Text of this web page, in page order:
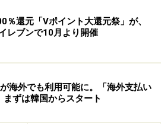
ます。JCBであれば「Oki Dokiポ
「ワールドプレゼント」です。
は、通常得られるポイントの他
％還元「Vポイント大還元祭」が、
レブンで10月より開催
海外でも利用可能に。「海外支払い
まずは韓国からスタート